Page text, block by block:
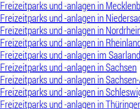
Freizeitparks und -anlagen in
Freizeitparks und -anlagen in
Freizeitparks und -anlagen in
Freizeitparks und -anlagen in
Freizeitparks und -anlagen im Saarland
Freizeitparks und -anlagen in Sachsen
Freizeitparks und -anlagen in
Freizeitparks und -anlagen in
Freizeitparks und -anlagen in